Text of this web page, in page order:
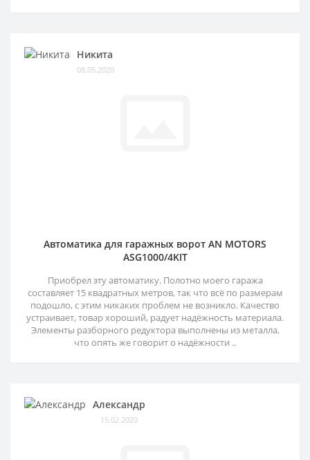
Никита
08.05.2020
Автоматика для гаражных ворот AN MOTORS
ASG1000/4KIT
Приобрел эту автоматику. Полотно моего гаража
составляет 15 квадратных метров, так что всё по размерам
подошло, с этим никаких проблем не возникло. Качество
устраивает, товар хороший, радует надёжность материала.
Элементы разборного редуктора выполнены из металла,
что опять же говорит о надёжности ..
Александр
15.02.2020